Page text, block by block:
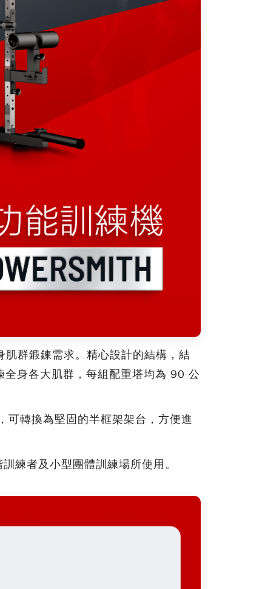
肌群鍛鍊需求。精心設計的結構，結
全身各大肌群，每組配重塔均為 90 公
轉換為堅固的半框架架台，方便進
練者及小型團體訓練場所使用。